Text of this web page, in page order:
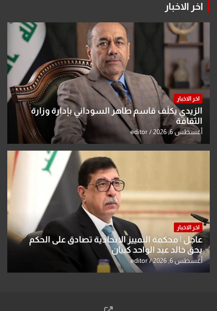
اخر الاخبار
اخر الاخبار
الزيدي يكلّف قاسم طاهر السوداني بإدارة وزارة
الثقافة
أغسطس 6, 2026 editor
اخر الاخبار
عاجل | محكمة التمييز الاتحادية تصادق على الحكم
بحق خالد عبد الواحد كبيان
أغسطس 6, 2026 editor